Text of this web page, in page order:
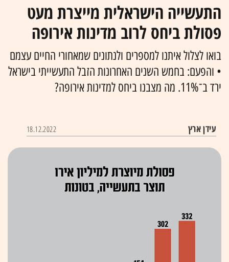
התעשייה הישראלית מייצרת מעט
פסולת ביחס לרוב מדינות אירופה
בואו לצלול איתנו למספרים ולנתונים שמאחורי החיים עצמם
• והפעם: בחמש השנים האחרונות הזבל התעשייתי בישראל
ירד ב־11%. מה מצבנו ביחס למדינות אירופה?
עידן ארץ 18.12.2022